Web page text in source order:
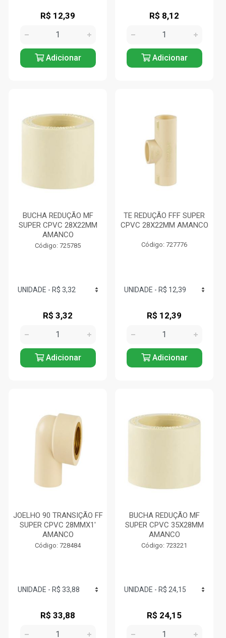
R$ 12,39
Adicionar
R$ 8,12
Adicionar
BUCHA REDUÇÃO MF
SUPER CPVC 28X22MM
AMANCO
Código: 725785
R$ 3,32
Adicionar
TE REDUÇÃO FFF SUPER
CPVC 28X22MM AMANCO
Código: 727776
R$ 12,39
Adicionar
JOELHO 90 TRANSIÇÃO FF
SUPER CPVC 28MMX1'
AMANCO
Código: 728484
R$ 33,88
BUCHA REDUÇÃO MF
SUPER CPVC 35X28MM
AMANCO
Código: 723221
R$ 24,15